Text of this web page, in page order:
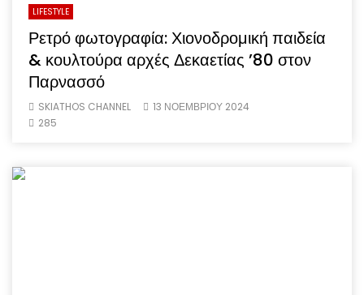
LIFESTYLE
Ρετρό φωτογραφία: Χιονοδρομική παιδεία
& κουλτούρα αρχές Δεκαετίας ’80 στον
Παρνασσό
SKIATHOS CHANNEL
13 ΝΟΕΜΒΡΙΟΥ 2024
285